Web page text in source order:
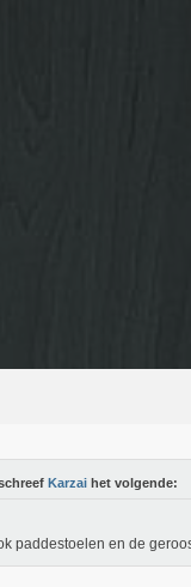
Karzai het volgende:
paddestoelen en de